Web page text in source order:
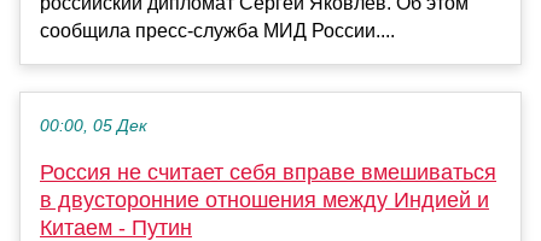
сообщила пресс-служба МИД России....
00:00, 05 Дек
Россия не считает себя вправе вмешиваться
в двусторонние отношения между Индией и
Китаем - Путин